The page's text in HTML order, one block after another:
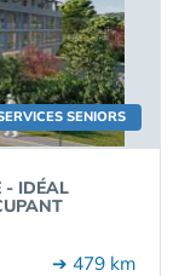
SENIORS
- IDÉAL
➔ 479 km